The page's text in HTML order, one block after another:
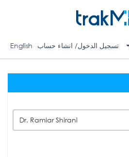
تسجيل الدخول/ انشاء حساب English
Dr. Ramiar Shirani